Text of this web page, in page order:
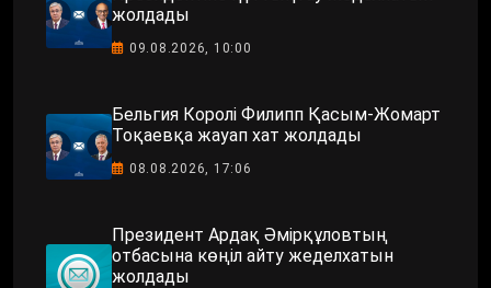
жолдады
09.08.2026, 10:00
Бельгия Королі Филипп Қасым-Жомарт
Тоқаевқа жауап хат жолдады
08.08.2026, 17:06
Президент Ардақ Әмірқұловтың
отбасына көңіл айту жеделхатын
жолдады